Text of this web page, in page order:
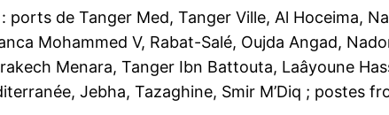
le1.ma
l'intelligence de
l'information
: ports de Tanger Med, Tanger Ville, Al Hoceima,
Mohammed V, Rabat-Salé, Oujda Angad,
Menara, Tanger Ibn Battouta, Laâyoune
Jebha, Tazaghine, Smir M’Diq ; postes